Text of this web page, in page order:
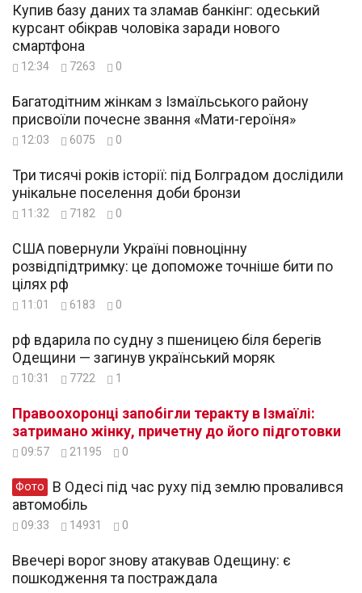
Купив базу даних та зламав банкінг: одеський
курсант обікрав чоловіка заради нового
смартфона
12:34 7263 0
Багатодітним жінкам з Ізмаїльського району
присвоїли почесне звання «Мати-героїня»
12:03 6075 0
Три тисячі років історії: під Болградом дослідили
унікальне поселення доби бронзи
11:32 7182 0
США повернули Україні повноцінну
розвідпідтримку: це допоможе точніше бити по
цілях рф
11:01 6183 0
рф вдарила по судну з пшеницею біля берегів
Одещини — загинув український моряк
10:31 7722 1
Правоохоронці запобігли теракту в Ізмаїлі:
затримано жінку, причетну до його підготовки
09:57 21195 0
Фото
автомобіль
09:33 14931 0
Ввечері ворог знову атакував Одещину: є
пошкодження та постраждала